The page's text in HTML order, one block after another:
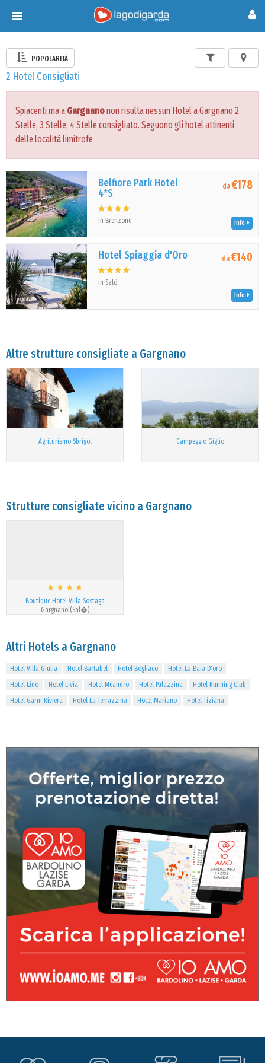
Toggle
navigation
POPOLARITÀ
2 Hotel Consigliati
Spiacenti ma a Gargnanonon risulta nessun Hotel a Gargnano 2
Stelle, 3 Stelle, 4 Stelle consigliato. Seguono gli hotel attinenti
delle località limitrofe
Belfiore Park Hotel
4*S
in Brenzone
da€178
Info
Hotel Spiaggia d'Oro
in Salò
da€140
Info
Altre strutture consigliate a Gargnano
Agriturismo Sbrigol Campeggio Giglio
Strutture consigliate vicino a Gargnano
Boutique Hotel Villa Sostaga
Gargnano (Sal�)
Altri Hotels a Gargnano
Hotel Villa Giulia Hotel Bartabel Hotel Bogliaco
Hotel La Baia D'oro
Hotel Lido
Hotel Livia Hotel Meandro Hotel Palazzina
Hotel Running Club
Hotel Garni Riviera
Hotel La Terrazzina Hotel Mariano Hotel Tiziana